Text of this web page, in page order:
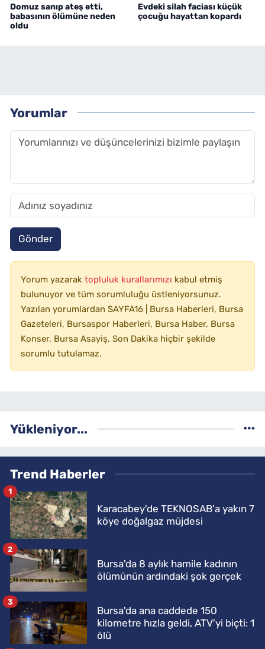
Domuz sanıp ateş etti,
babasının ölümüne neden
oldu
Evdeki silah faciası küçük
çocuğu hayattan kopardı
Yorumlar
Gönder
Yorum yazarak topluluk kurallarımızı kabul etmiş
bulunuyor ve tüm sorumluluğu üstleniyorsunuz.
Yazılan yorumlardan SAYFA16 | Bursa Haberleri, Bursa
Gazeteleri, Bursaspor Haberleri, Bursa Haber, Bursa
Konser, Bursa Asayiş, Son Dakika hiçbir şekilde
sorumlu tutulamaz.
Yükleniyor...
Trend Haberler
Karacabey'de TEKNOSAB'a yakın 7
köye doğalgaz müjdesi
1
Bursa'da 8 aylık hamile kadının
ölümünün ardındaki şok gerçek
2
Bursa'da ana caddede 150
kilometre hızla geldi, ATV'yi biçti: 1
ölü
3